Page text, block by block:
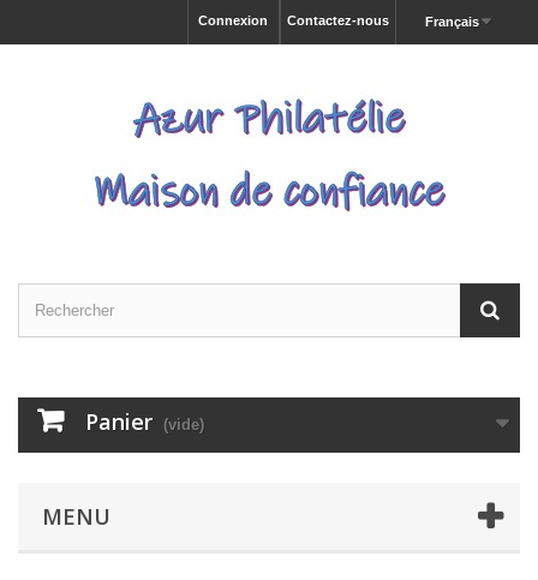
Français
Contactez-nous
Connexion
Panier (vide)
MENU